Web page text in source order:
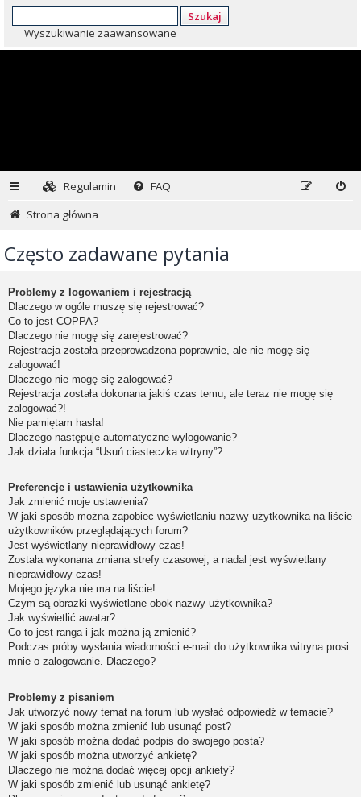
Szukaj
Wyszukiwanie zaawansowane
Regulamin
FAQ
Strona główna
Często zadawane pytania
Problemy z logowaniem i rejestracją
Dlaczego w ogóle muszę się rejestrować?
Co to jest COPPA?
Dlaczego nie mogę się zarejestrować?
Rejestracja została przeprowadzona poprawnie, ale nie mogę się
zalogować!
Dlaczego nie mogę się zalogować?
Rejestracja została dokonana jakiś czas temu, ale teraz nie mogę się
zalogować?!
Nie pamiętam hasła!
Dlaczego następuje automatyczne wylogowanie?
Jak działa funkcja “Usuń ciasteczka witryny”?
Preferencje i ustawienia użytkownika
Jak zmienić moje ustawienia?
W jaki sposób można zapobiec wyświetlaniu nazwy użytkownika na liście
użytkowników przeglądających forum?
Jest wyświetlany nieprawidłowy czas!
Została wykonana zmiana strefy czasowej, a nadal jest wyświetlany
nieprawidłowy czas!
Mojego języka nie ma na liście!
Czym są obrazki wyświetlane obok nazwy użytkownika?
Jak wyświetlić awatar?
Co to jest ranga i jak można ją zmienić?
Podczas próby wysłania wiadomości e-mail do użytkownika witryna prosi
mnie o zalogowanie. Dlaczego?
Problemy z pisaniem
Jak utworzyć nowy temat na forum lub wysłać odpowiedź w temacie?
W jaki sposób można zmienić lub usunąć post?
W jaki sposób można dodać podpis do swojego posta?
W jaki sposób można utworzyć ankietę?
Dlaczego nie można dodać więcej opcji ankiety?
W jaki sposób zmienić lub usunąć ankietę?